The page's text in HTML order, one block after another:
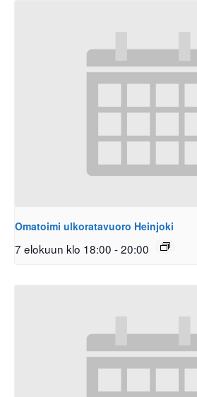
Omatoimi ulkoratavuoro Heinjoki
7 elokuun klo 18:00 -20:00